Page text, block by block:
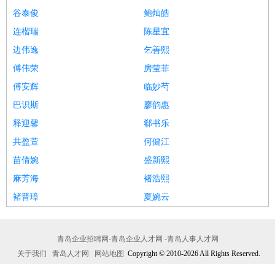
谷泰俊
鲍灿皓
连楷瑞
陈星宜
边伟逸
乞善熙
傅伟荣
房莹菲
傅安辉
临妙芍
巴识斯
廖韵惠
释迎馨
郗书乐
共盈萱
何健江
苗倩婉
盛新熙
麻芳海
褚浩熙
褚晋璋
夏婉云
青岛企业招聘网-青岛企业人才网 -青岛人事人才网
关于我们
青岛人才网 网站地图 Copyright © 2010-2026 All Rights Reserved.